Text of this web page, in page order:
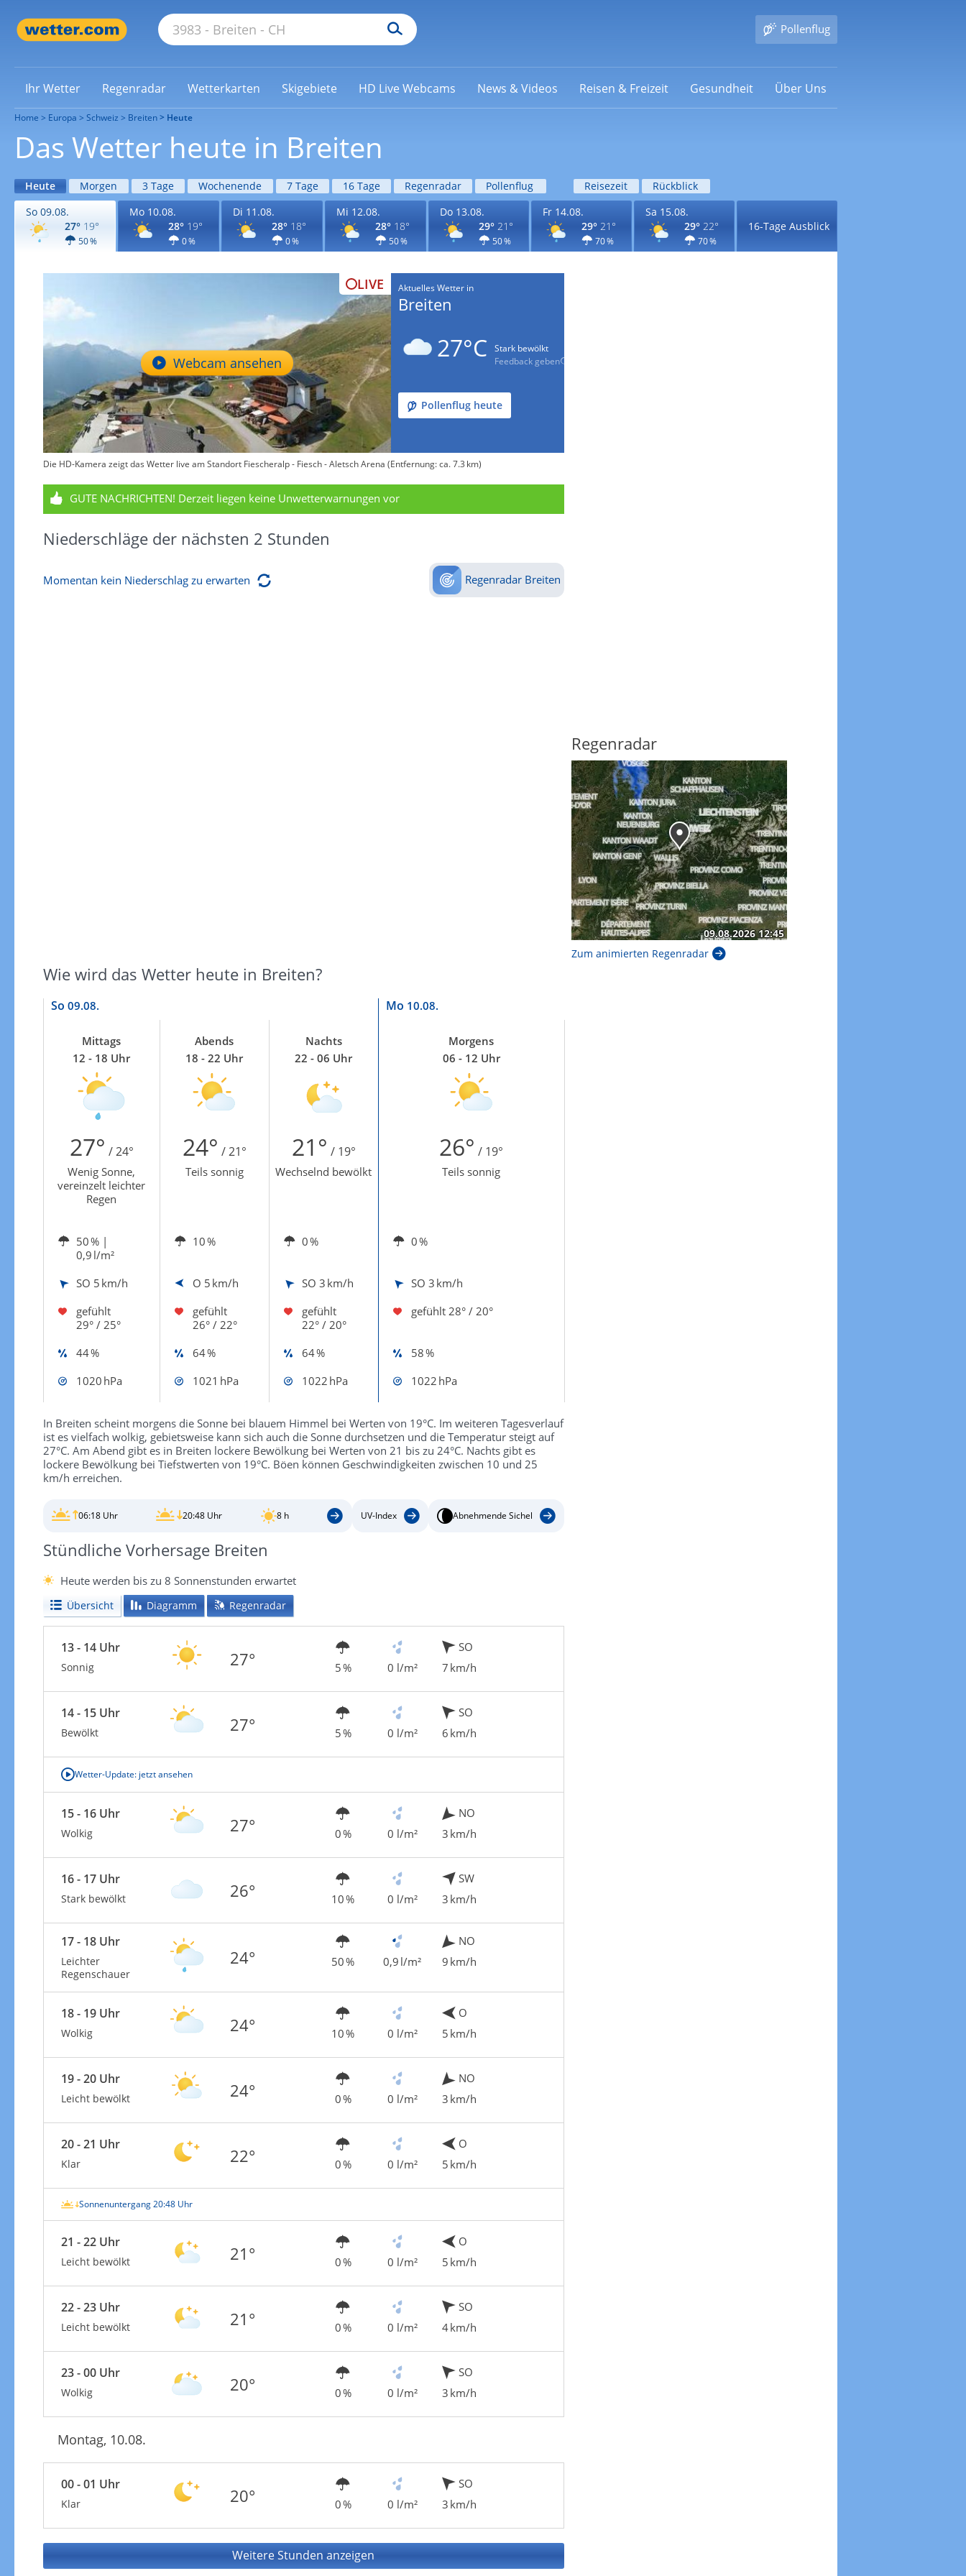
Pollenflug
Ihr Wetter Regenradar Wetterkarten Skigebiete HD Live Webcams News & Videos Reisen & Freizeit Gesundheit Über Uns
Home Europa Schweiz Breiten Heute
Das Wetter heute in Breiten
Heute Morgen 3 Tage Wochenende 7 Tage 16 Tage Regenradar Pollenflug Reisezeit
Rückblick
So 09.08.
27° 19°
50 %
Mo 10.08.
28° 19°
0 %
Di 11.08.
28° 18°
0 %
Mi 12.08.
28° 18°
50 %
Do 13.08.
29° 21°
50 %
Fr 14.08.
29° 21°
70 %
Sa 15.08.
29° 22°
70 %
16-Tage Ausblick
LIVE
Webcam ansehen
Aktuelles Wetter in
Breiten
27°C
Stark bewölkt
Feedback geben
Pollenflug heute
Die HD-Kamera zeigt das Wetter live am Standort Fiescheralp - Fiesch - Aletsch Arena (Entfernung: ca. 7.3 km)
GUTE NACHRICHTEN! Derzeit liegen keine Unwetterwarnungen vor
Niederschläge der nächsten 2 Stunden
Momentan kein Niederschlag zu erwarten Regenradar Breiten
Wie wird das Wetter heute in Breiten?
So 09.08. Mo 10.08.
Mittags
12 - 18 Uhr
Abends
18 - 22 Uhr
Nachts
22 - 06 Uhr
Morgens
06 - 12 Uhr
27° / 24° 24° / 21° 21° / 19° 26° / 19°
Wenig Sonne,
vereinzelt leichter
Regen
Teils sonnig Wechselnd bewölkt Teils sonnig
50 % |
0,9 l/m²
10 % 0 % 0 %
SO 5 km/h O 5 km/h SO 3 km/h SO 3 km/h
gefühlt
29° / 25°
gefühlt
26° / 22°
gefühlt
22° / 20°
gefühlt 28° / 20°
44 % 64 % 64 %
58 %
1020 hPa
1021 hPa 1022 hPa 1022 hPa
In Breiten scheint morgens die Sonne bei blauem Himmel bei Werten von 19°C. Im weiteren Tagesverlauf
ist es vielfach wolkig, gebietsweise kann sich auch die Sonne durchsetzen und die Temperatur steigt auf
27°C. Am Abend gibt es in Breiten lockere Bewölkung bei Werten von 21 bis zu 24°C. Nachts gibt es
lockere Bewölkung bei Tiefstwerten von 19°C. Böen können Geschwindigkeiten zwischen 10 und 25
km/h erreichen.
06:18 Uhr 20:48 Uhr 8 h UV-Index Abnehmende Sichel
Stündliche Vorhersage Breiten
Heute werden bis zu 8 Sonnenstunden erwartet
Übersicht Diagramm Regenradar
13 - 14 Uhr
Sonnig 27° 5 % 0 l/m²
SO
7 km/h
14 - 15 Uhr
Bewölkt 27° 5 % 0 l/m²
SO
6 km/h
Wetter-Update: jetzt ansehen
15 - 16 Uhr
Wolkig 27° 0 % 0 l/m²
NO
3 km/h
16 - 17 Uhr
Stark bewölkt 26° 10 % 0 l/m²
SW
3 km/h
17 - 18 Uhr
Leichter
Regenschauer
24° 50 % 0,9 l/m²
NO
9 km/h
18 - 19 Uhr
Wolkig 24° 10 % 0 l/m²
O
5 km/h
19 - 20 Uhr
Leicht bewölkt 24° 0 % 0 l/m²
NO
3 km/h
20 - 21 Uhr
Klar 22° 0 % 0 l/m²
O
5 km/h
Sonnenuntergang 20:48 Uhr
21 - 22 Uhr
Leicht bewölkt 21° 0 % 0 l/m²
O
5 km/h
22 - 23 Uhr
Leicht bewölkt 21° 0 % 0 l/m²
SO
4 km/h
23 - 00 Uhr
Wolkig 20° 0 % 0 l/m²
SO
3 km/h
Montag, 10.08.
00 - 01 Uhr
Klar 20° 0 % 0 l/m²
SO
3 km/h
Weitere Stunden anzeigen
Regenradar
Zum animierten Regenradar